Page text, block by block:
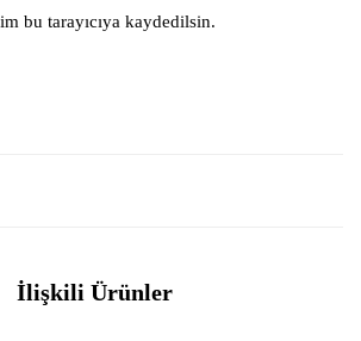
bu tarayıcıya kaydedilsin.
İlişkili Ürünler